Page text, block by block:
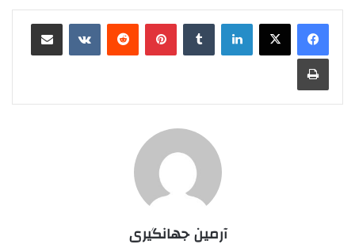
لینکدین ‫تامبلر پینترست‫رددیت ‫VKontakteاشتراک گذاری از طریق ایمیل
چاپ
آرمین جهانگیری